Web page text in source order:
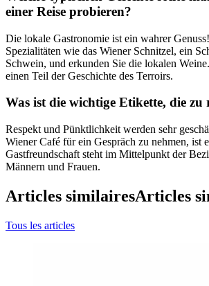
einer Reise probieren?
Die lokale Gastronomie ist ein wahrer
Spezialitäten wie das Wiener Schnitzel, ein
Schwein, und erkunden Sie die lokalen
einen Teil der Geschichte des Terroirs.
Was ist die wichtige Etikette, die zu
Respekt und Pünktlichkeit werden sehr
Wiener Café für ein Gespräch zu nehmen, ist
Gastfreundschaft steht im Mittelpunkt der
Männern und Frauen.
Articles similairesArticles
Tous les articles